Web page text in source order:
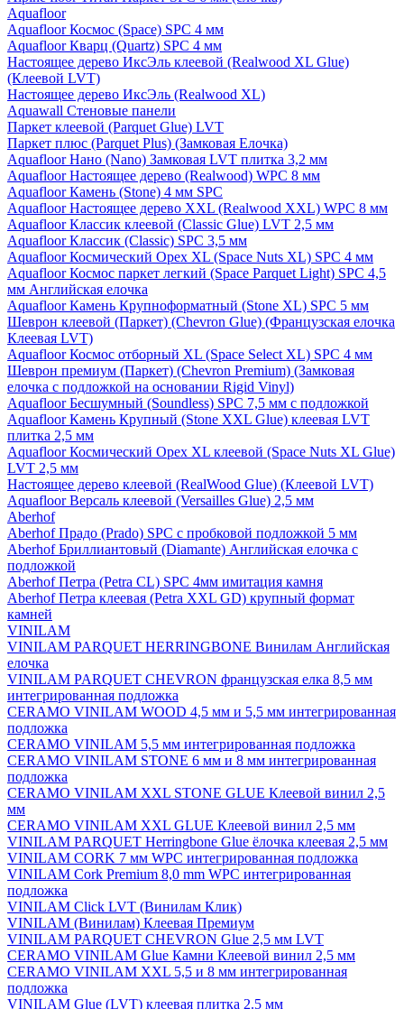
Aquafloor
Aquafloor Космос (Space) SPC 4 мм
Aquafloor Кварц (Quartz) SPC 4 мм
Настоящее дерево ИксЭль клеевой (Realwood XL Glue)
(Клеевой LVT)
Настоящее дерево ИксЭль (Realwood XL)
Aquawall Стеновые панели
Паркет клеевой (Parquet Glue) LVT
Паркет плюс (Parquet Plus) (Замковая Елочка)
Aquafloor Нано (Nano) Замковая LVT плитка 3,2 мм
Aquafloor Настоящее дерево (Realwood) WPC 8 мм
Aquafloor Камень (Stone) 4 мм SPC
Aquafloor Настоящее дерево XXL (Realwood XXL) WPC 8 мм
Aquafloor Классик клеевой (Classic Glue) LVT 2,5 мм
Aquafloor Классик (Classic) SPC 3,5 мм
Aquafloor Космический Орех XL (Space Nuts XL) SPC 4 мм
Aquafloor Космос паркет легкий (Space Parquet Light) SPC 4,5
мм Английская елочка
Aquafloor Камень Крупноформатный (Stone XL) SPC 5 мм
Шеврон клеевой (Паркет) (Chevron Glue) (Французская елочка
Клеевая LVT)
Aquafloor Космос отборный XL (Space Select XL) SPC 4 мм
Шеврон премиум (Паркет) (Chevron Premium) (Замковая
елочка с подложкой на основании Rigid Vinyl)
Aquafloor Бесшумный (Soundless) SPC 7,5 мм с подложкой
Aquafloor Камень Крупный (Stone XXL Glue) клеевая LVT
плитка 2,5 мм
Aquafloor Космический Орех XL клеевой (Space Nuts XL Glue)
LVT 2,5 мм
Настоящее дерево клеевой (RealWood Glue) (Клеевой LVT)
Aquafloor Версаль клеевой (Versailles Glue) 2,5 мм
Aberhof
Aberhof Прадо (Prado) SPC с пробковой подложкой 5 мм
Aberhof Бриллиантовый (Diamante) Английская елочка с
подложкой
Aberhof Петра (Petra CL) SPC 4мм имитация камня
Aberhof Петра клеевая (Petra XXL GD) крупный формат
камней
VINILAM
VINILAM PARQUET HERRINGBONE Винилам Английская
елочка
VINILAM PARQUET CHEVRON французская елка 8,5 мм
интегрированная подложка
CERAMO VINILAM WOOD 4,5 мм и 5,5 мм интегрированная
подложка
CERAMO VINILAM 5,5 мм интегрированная подложка
CERAMO VINILAM STONE 6 мм и 8 мм интегрированная
подложка
CERAMO VINILAM XXL STONE GLUE Клеевой винил 2,5
мм
CERAMO VINILAM XXL GLUE Клеевой винил 2,5 мм
VINILAM PARQUET Herringbone Glue ёлочка клеевая 2,5 мм
VINILAM CORK 7 мм WPC интегрированная подложка
VINILAM Cork Premium 8,0 mm WPC интегрированная
подложка
VINILAM Click LVT (Винилам Клик)
VINILAM (Винилам) Клеевая Премиум
VINILAM PARQUET CHEVRON Glue 2,5 мм LVT
CERAMO VINILAM Glue Камни Клеевой винил 2,5 мм
CERAMO VINILAM XXL 5,5 и 8 мм интегрированная
подложка
VINILAM Glue (LVT) клеевая плитка 2.5 мм